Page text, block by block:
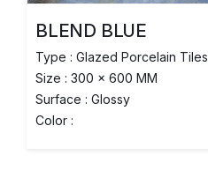
BLEND BLUE
Type : Glazed Porcelain Tiles
Size : 300 x 600 MM
Surface : Glossy
Color :